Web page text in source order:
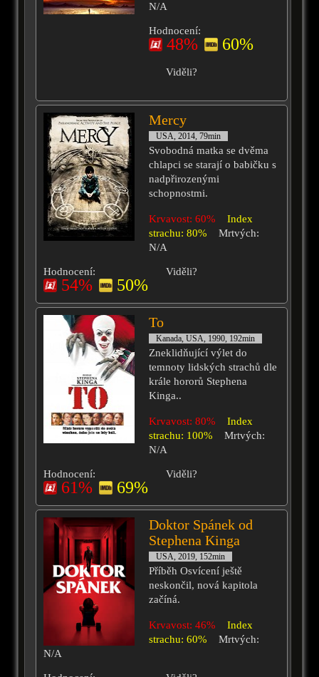
N/A
Hodnocení:
48% 60%
Viděli?
Mercy
USA, 2014, 79min
Svobodná matka se dvěma
chlapci se starají o babičku s
nadpřirozenými
schopnostmi.
Krvavost: 60%
Index
strachu: 80%
Mrtvých:
N/A
Hodnocení:
54% 50%
Viděli?
To
Kanada, USA, 1990, 192min
Zneklidňující výlet do
temnoty lidských strachů dle
krále hororů Stephena
Kinga..
Krvavost: 80%
Index
strachu: 100%
Mrtvých:
N/A
Hodnocení:
61% 69%
Viděli?
Doktor Spánek od
Stephena Kinga
USA, 2019, 152min
Příběh Osvícení ještě
neskončil, nová kapitola
začíná.
Krvavost: 46%
Index
strachu: 60%
Mrtvých:
N/A